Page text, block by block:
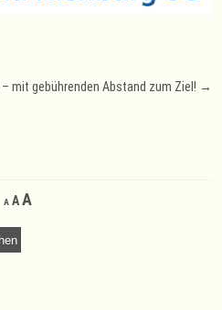
mit gebührenden Abstand zum Ziel! →
A
Decrease
font
AReset
size.
AIncrease